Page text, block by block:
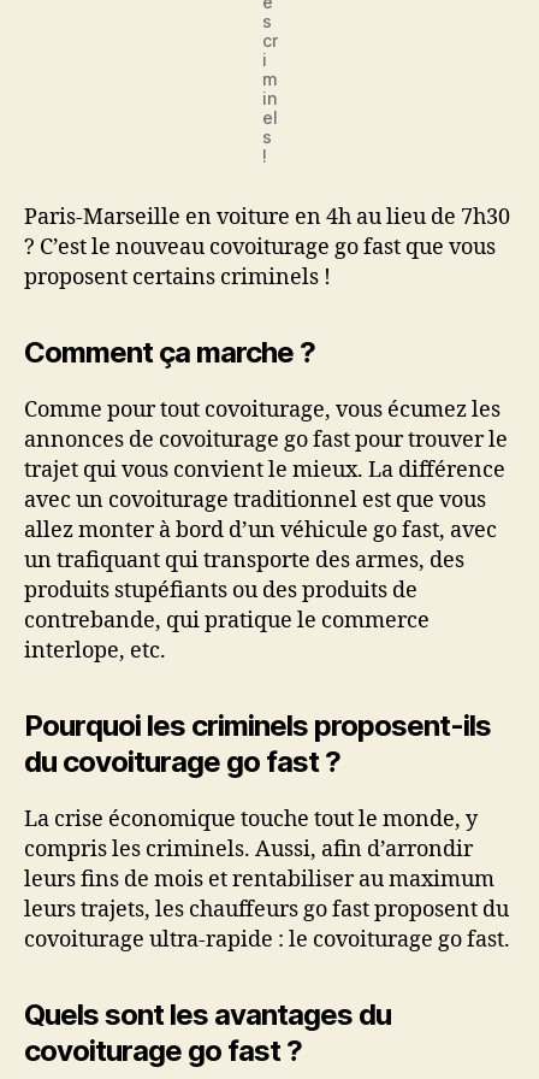
s
cr
i
m
in
el
s
!
Paris-Marseille en voiture en 4h au lieu de 7h30
? C’est le nouveau covoiturage go fast que vous
proposent certains criminels !
Comment ça marche ?
Comme pour tout covoiturage, vous écumez les
annonces de covoiturage go fast pour trouver le
trajet qui vous convient le mieux. La différence
avec un covoiturage traditionnel est que vous
allez monter à bord d’un véhicule go fast, avec
un trafiquant qui transporte des armes, des
produits stupéfiants ou des produits de
contrebande, qui pratique le commerce
interlope, etc.
Pourquoi les criminels proposent-ils
du covoiturage go fast ?
La crise économique touche tout le monde, y
compris les criminels. Aussi, afin d’arrondir
leurs fins de mois et rentabiliser au maximum
leurs trajets, les chauffeurs go fast proposent du
covoiturage ultra-rapide : le covoiturage go fast.
Quels sont les avantages du
covoiturage go fast ?